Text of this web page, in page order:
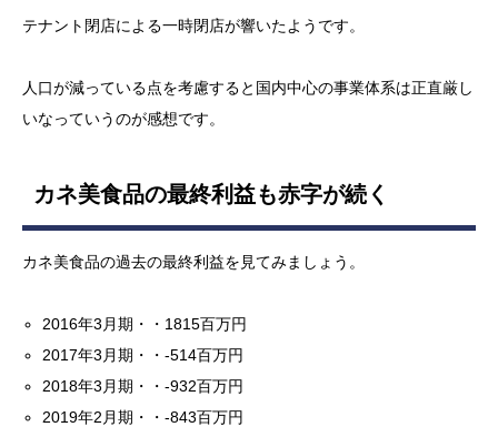
テナント閉店による一時閉店が響いたようです。
人口が減っている点を考慮すると国内中心の事業体系は正直厳し
いなっていうのが感想です。
カネ美食品の最終利益も赤字が続く
カネ美食品の過去の最終利益を見てみましょう。
2016年3月期・・1815百万円
2017年3月期・・-514百万円
2018年3月期・・-932百万円
2019年2月期・・-843百万円